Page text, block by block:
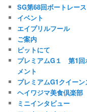
SG第68回ボートレー
イベント
エイプリルフール
ご案内
ピットにて
プレミアムG１ 第1回
メント
プレミアムG1クイー
ヘイワジマ美食倶楽部
ミニインタビュー